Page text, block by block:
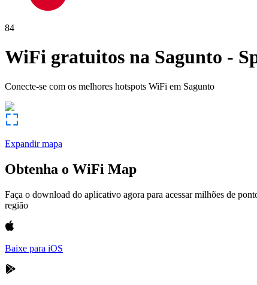
84
WiFi gratuitos na Sagunto -
Conecte-se com os melhores hotspots WiFi em Sagunto
Expandir mapa
Obtenha o WiFi Map
Faça o download do aplicativo agora para acessar milhões de
região
Baixe para iOS